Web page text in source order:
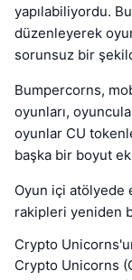
yapılabiliyordu.
düzenleyerek
sorunsuz bir
Bumpercorns,
oyunları,
oyunlar CU
başka bir boyut
Oyun içi atölyede
rakipleri yeniden
Crypto
Crypto Unicorns